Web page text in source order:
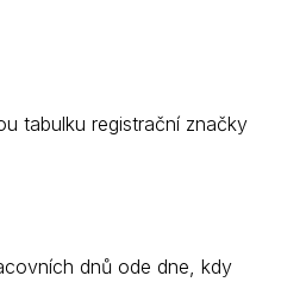
tabulku registrační značky
dnů ode dne, kdy